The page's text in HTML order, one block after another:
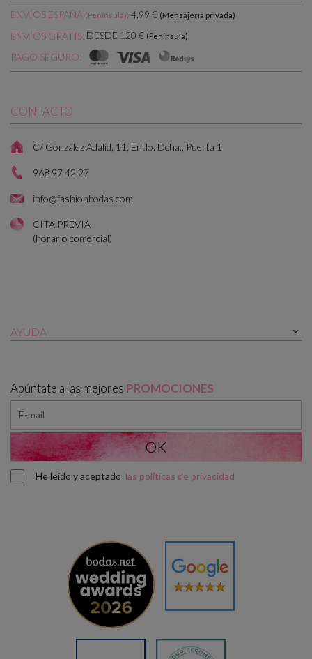
ENVÍOS ESPAÑA (Península): 4,99 € (Mensajería privada)
ENVÍOS GRATIS: DESDE 120 € (Península)
PAGO SEGURO:
CONTACTO
C/ González Adalid, 11, Entlo. Dcha., Puerta 1
968 97 42 27
info@fashionbodas.com
CITA PREVIA
(horario comercial)
AYUDA 
Apúntate a las mejores PROMOCIONES
He leído y aceptado las políticas de privacidad